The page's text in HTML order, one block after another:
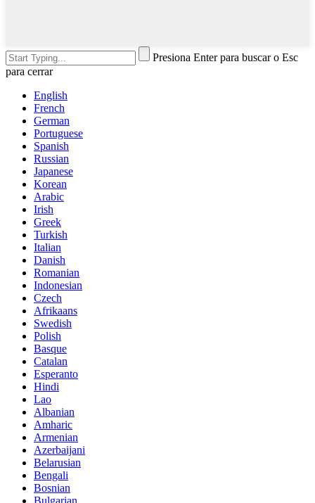
Presiona Enter para buscar o Esc
para cerrar
English
French
German
Portuguese
Spanish
Russian
Japanese
Korean
Arabic
Irish
Greek
Turkish
Italian
Danish
Romanian
Indonesian
Czech
Afrikaans
Swedish
Polish
Basque
Catalan
Esperanto
Hindi
Lao
Albanian
Amharic
Armenian
Azerbaijani
Belarusian
Bengali
Bosnian